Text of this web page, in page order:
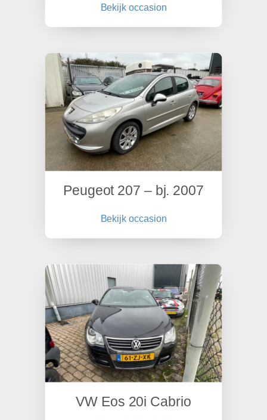
Bekijk occasion
Peugeot 207 – bj. 2007
Bekijk occasion
VW Eos 20i Cabrio